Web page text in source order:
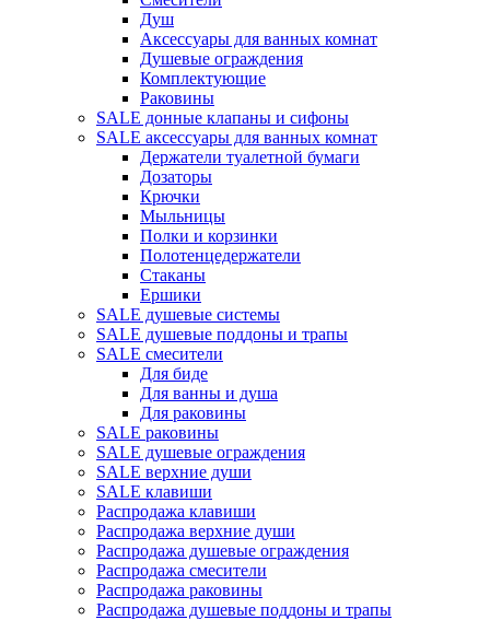
Душ
Аксессуары для ванных комнат
Душевые ограждения
Комплектующие
Раковины
SALE донные клапаны и сифоны
SALE аксессуары для ванных комнат
Держатели туалетной бумаги
Дозаторы
Крючки
Мыльницы
Полки и корзинки
Полотенцедержатели
Стаканы
Ершики
SALE душевые системы
SALE душевые поддоны и трапы
SALE смесители
Для биде
Для ванны и душа
Для раковины
SALE раковины
SALE душевые ограждения
SALE верхние души
SALE клавиши
Распродажа клавиши
Распродажа верхние души
Распродажа душевые ограждения
Распродажа смесители
Распродажа раковины
Распродажа душевые поддоны и трапы